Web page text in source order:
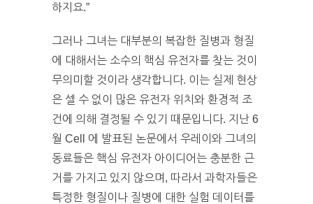
하지요.”
그러나 그녀는 대부분의 복잡한 질병과 형질
에 대해서는 소수의 핵심 유전자를 찾는 것이
무의미할 것이라 생각합니다. 이는 실제 현상
은 셀 수 없이 많은 유전자 위치와 환경적 조
건에 의해 결정될 수 있기 때문입니다. 지난 6
월 Cell 에 발표된 논문에서 우레이와 그녀의
동료들은 핵심 유전자 아이디어는 충분한 근
거를 가지고 있지 않으며, 따라서 과학자들은
특정한 형질이나 질병에 대한 실험 데이터를